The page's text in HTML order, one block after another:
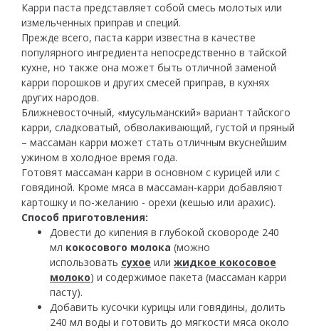
Карри паста представляет собой смесь молотых или
измельченных приправ и специй.
Прежде всего, паста карри известна в качестве
популярного ингредиента непосредственно в тайской
кухне, но также она может быть отличной заменой
карри порошков и других смесей приправ, в кухнях
других народов.
Ближневосточный, «мусульманский» вариант тайского
карри, сладковатый, обволакивающий, густой и пряный
– массаман карри может стать отличным вкуснейшим
ужином в холодное время года.
Готовят массаман карри в основном с курицей или с
говядиной. Кроме мяса в массаман-карри добавляют
картошку и по-желанию - орехи (кешью или арахис).
Способ приготовления:
Довести до кипения в глубокой сковороде 240
мл кокосового молока (можно
использовать сухое или жидкое кокосовое
молоко) и содержимое пакета (массаман карри
пасту).
Добавить кусочки курицы или говядины, долить
240 мл воды и готовить до мягкости мяса около